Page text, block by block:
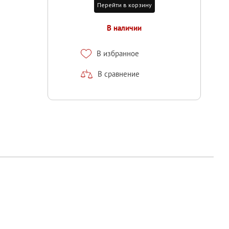
Перейти в корзину
В наличии
В избранное
В сравнение